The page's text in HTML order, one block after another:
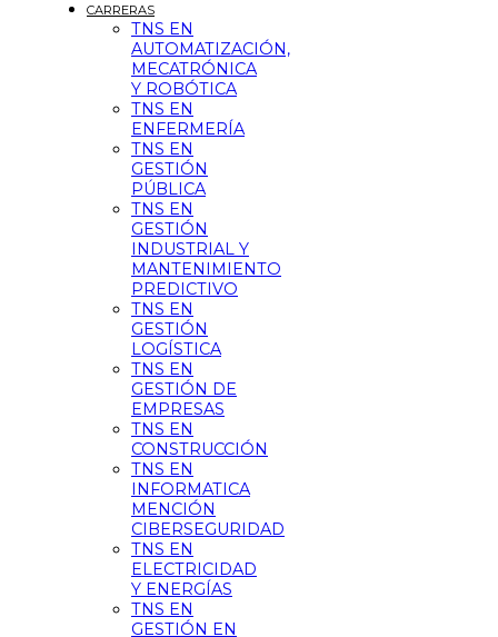
CARRERAS
TNS EN
AUTOMATIZACIÓN,
MECATRÓNICA
Y ROBÓTICA
TNS EN
ENFERMERÍA
TNS EN
GESTIÓN
PÚBLICA
TNS EN
GESTIÓN
INDUSTRIAL Y
MANTENIMIENTO
PREDICTIVO
TNS EN
GESTIÓN
LOGÍSTICA
TNS EN
GESTIÓN DE
EMPRESAS
TNS EN
CONSTRUCCIÓN
TNS EN
INFORMATICA
MENCIÓN
CIBERSEGURIDAD
TNS EN
ELECTRICIDAD
Y ENERGÍAS
TNS EN
GESTIÓN EN